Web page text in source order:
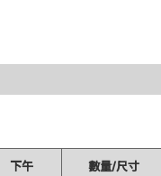
下午 數量/尺寸